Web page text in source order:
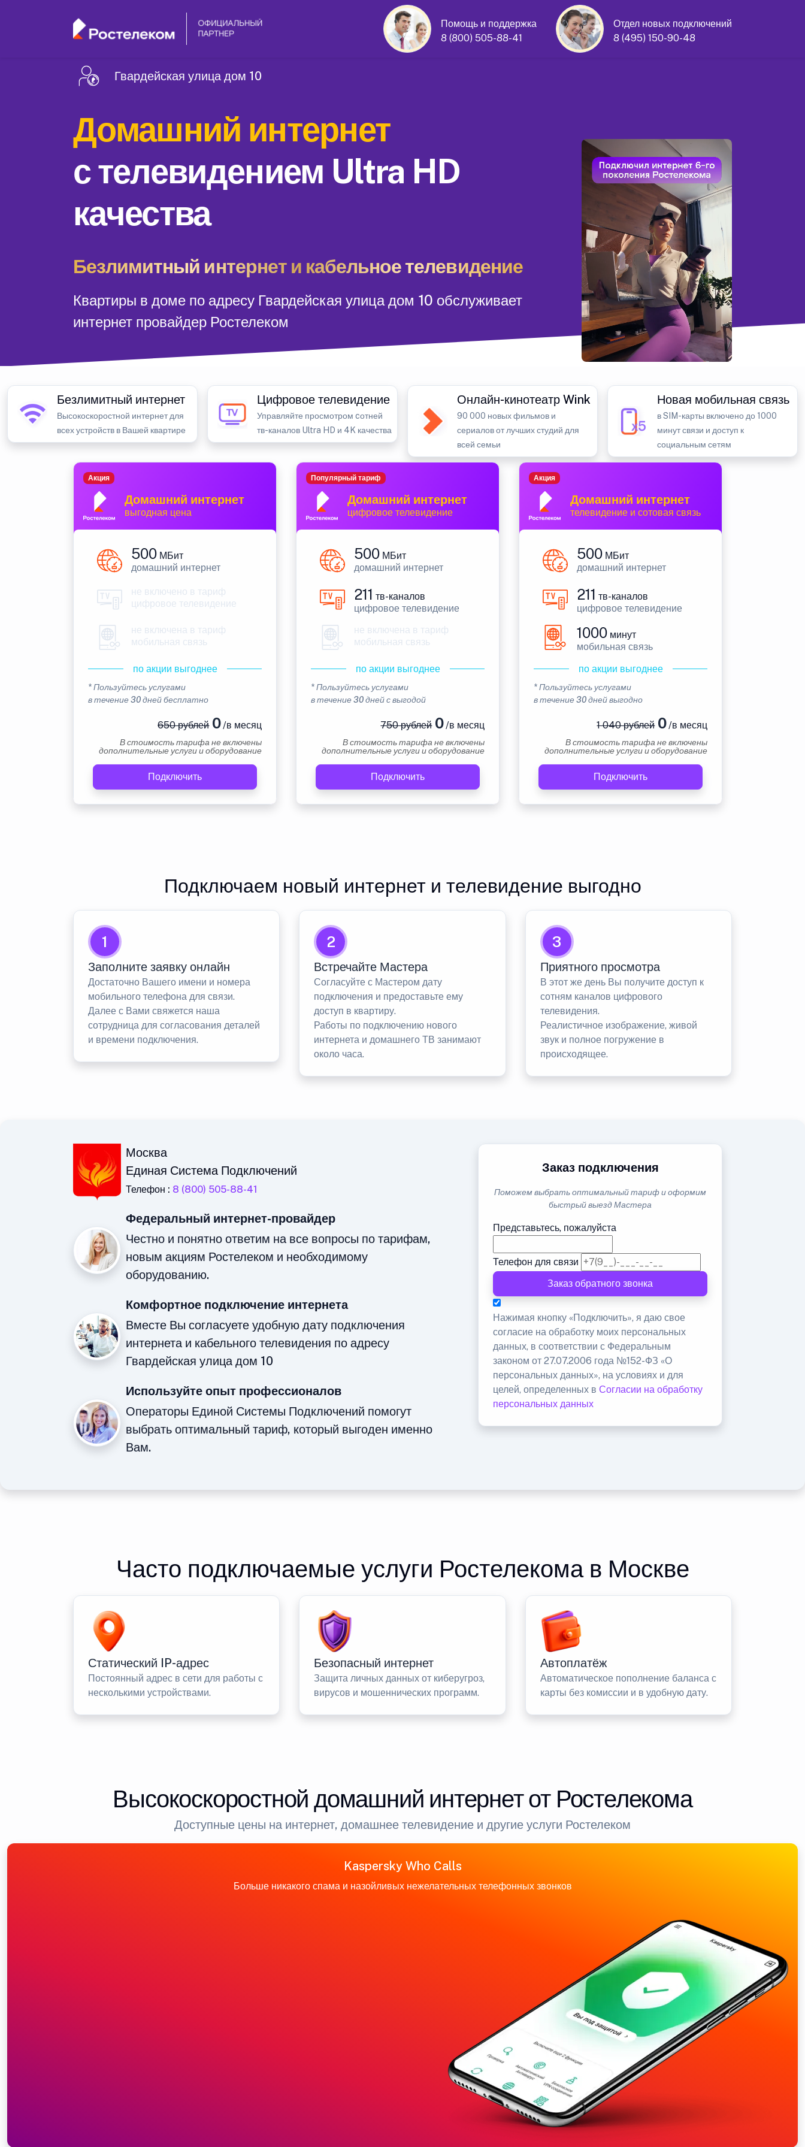
Помощь и поддержка
8 (800) 505-88-41
Отдел новых подключений
8 (495) 150-90-48
Гвардейская улица дом 10
Домашний интернет
с телевидением Ultra HD
качества
Безлимитный интернет и кабельное телевидение
Квартиры в доме по адресу Гвардейская улица дом 10 обслуживает
интернет провайдер Ростелеком
Безлимитный интернет
Высокоскоростной интернет для
всех устройств в Вашей квартире
Цифровое телевидение
Управляйте просмотром cотней
тв-каналов Ultra HD и 4K качества
Онлайн-кинотеатр Wink
90 000 новых фильмов и
сериалов от лучших студий для
всей семьи
Новая мобильная связь
в SIM-карты включено до 1000
минут связи и доступ к
социальным сетям
Домашний интернет
выгодная цена
Акция
500 МБит
домашний интернет
не включено в тариф
цифровое телевидение
не включена в тариф
мобильная связь
по акции выгоднее
* Пользуйтесь услугами
в течение 30 дней бесплатно
650 рублей0/в месяц
В стоимость тарифа не включены
дополнительные услуги и оборудование
Подключить
Домашний интернет
цифровое телевидение
Популярный тариф
500 МБит
домашний интернет
211 тв-каналов
цифровое телевидение
не включена в тариф
мобильная связь
по акции выгоднее
* Пользуйтесь услугами
в течение 30 дней с выгодой
750 рублей0/в месяц
В стоимость тарифа не включены
дополнительные услуги и оборудование
Подключить
Домашний интернет
телевидение и сотовая связь
Акция
500 МБит
домашний интернет
211 тв-каналов
цифровое телевидение
1000 минут
мобильная связь
по акции выгоднее
* Пользуйтесь услугами
в течение 30 дней выгодно
1 040 рублей0/в месяц
В стоимость тарифа не включены
дополнительные услуги и оборудование
Подключить
Подключаем новый интернет и телевидение выгодно
1
Заполните заявку онлайн
Достаточно Вашего имени и номера
мобильного телефона для связи.
Далее с Вами свяжется наша
сотрудница для согласования деталей
и времени подключения.
2
Встречайте Мастера
Согласуйте с Мастером дату
подключения и предоставьте ему
доступ в квартиру.
Работы по подключению нового
интернета и домашнего ТВ занимают
около часа.
3
Приятного просмотра
В этот же день Вы получите доступ к
сотням каналов цифрового
телевидения.
Реалистичное изображение, живой
звук и полное погружение в
происходящее.
Москва
Единая Система Подключений
Телефон : 8 (800) 505-88-41
Федеральный интернет-провайдер
Честно и понятно ответим на все вопросы по тарифам,
новым акциям Ростелеком и необходимому
оборудованию.
Комфортное подключение интернета
Вместе Вы согласуете удобную дату подключения
интернета и кабельного телевидения по адресу
Гвардейская улица дом 10
Используйте опыт профессионалов
Операторы Единой Системы Подключений помогут
выбрать оптимальный тариф, который выгоден именно
Вам.
Заказ подключения
Поможем выбрать оптимальный тариф и оформим
быстрый выезд Мастера
Представьтесь, пожалуйста
Телефон для связи
Заказ обратного звонка
Нажимая кнопку «Подключить», я даю свое
согласие на обработку моих персональных
данных, в соответствии с Федеральным
законом от 27.07.2006 года №152-ФЗ «О
персональных данных», на условиях и для
целей, определенных вСогласии на обработку
персональных данных
Часто подключаемые услуги Ростелекома в Москве
Статический IP-адрес
Постоянный адрес в сети для работы с
несколькими устройствами.
Безопасный интернет
Защита личных данных от киберугроз,
вирусов и мошеннических программ.
Автоплатёж
Автоматическое пополнение баланса с
карты без комиссии и в удобную дату.
Высокоскоростной домашний интернет от Ростелекома
Доступные цены на интернет, домашнее телевидение и другие услуги Ростелеком
Kaspersky Who Calls
Больше никакого спама и назойливых нежелательных телефонных звонков